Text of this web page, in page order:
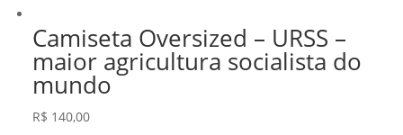
Camiseta Oversized – URSS –
maior agricultura socialista do
mundo
R$ 140,00